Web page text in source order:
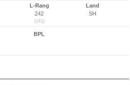
L-Rang
242
(141)
Land
SH
BPL